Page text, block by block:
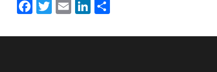
Facebook
Twitter
EmailLinkedIn